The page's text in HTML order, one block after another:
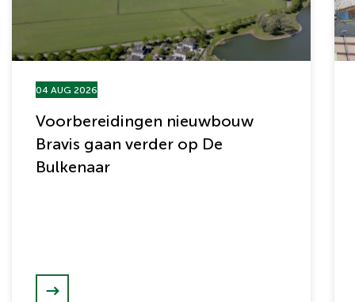
04 AUG 2026
Voorbereidingen nieuwbouw
Bravis gaan verder op De
Bulkenaar